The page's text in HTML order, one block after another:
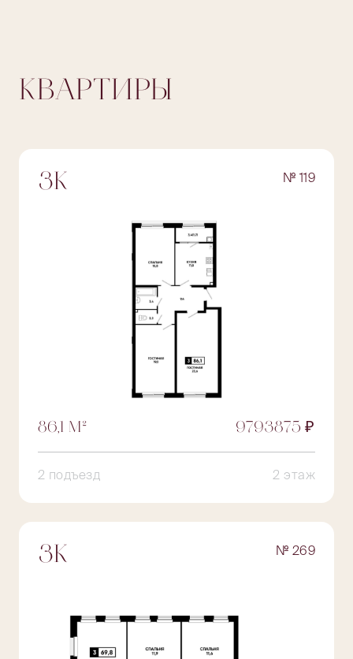
КВАРТИРЫ
3К № 119
86,1 М² 9793875 ₽
2 подъезд 2 этаж
3К № 269